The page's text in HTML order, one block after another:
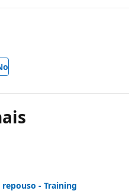
- Training